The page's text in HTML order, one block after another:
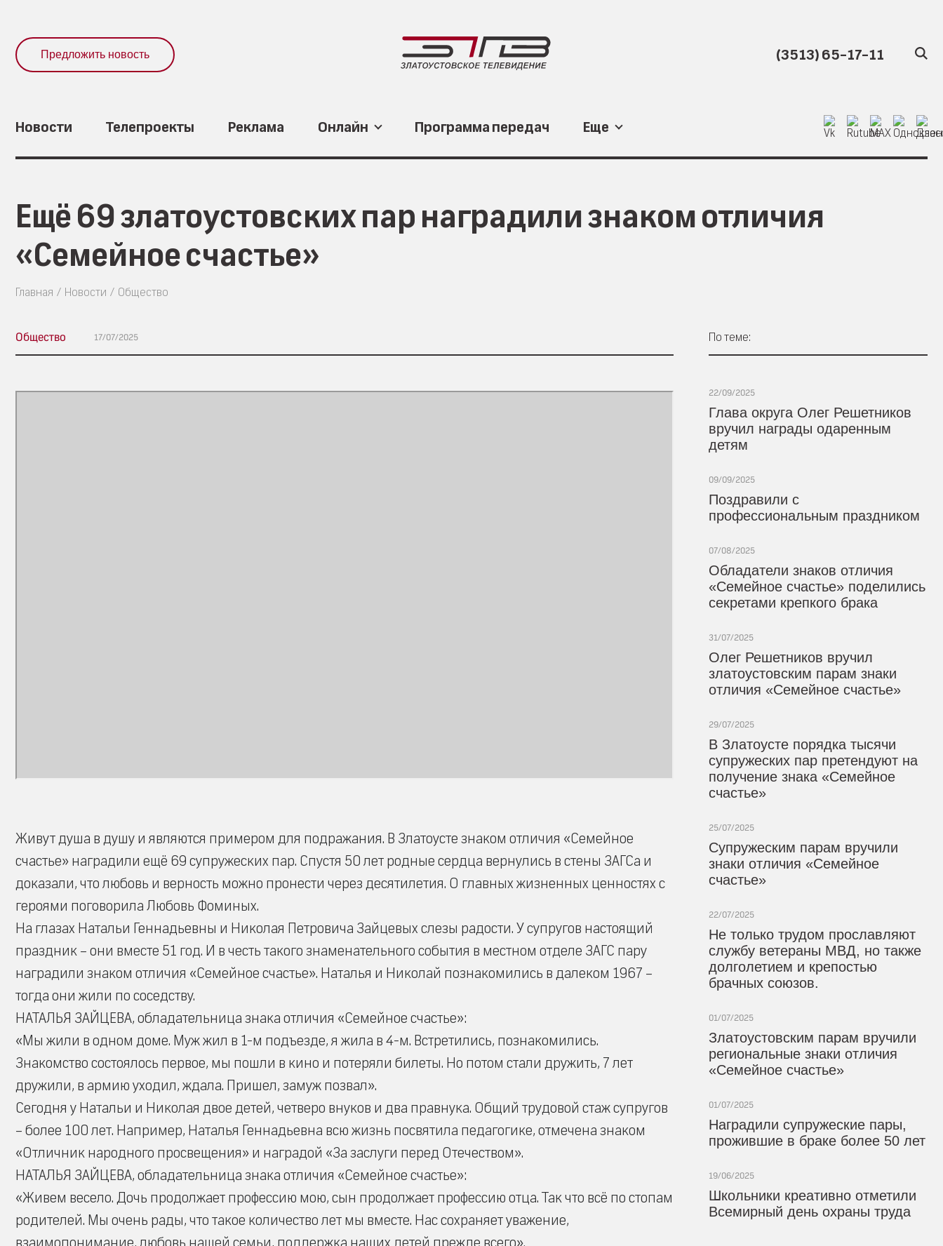
Предложить новость (3513) 65-17-11
Новости Телепроекты Реклама Онлайн Программа передач Еще
Ещё 69 златоустовских пар наградили знаком отличия
«Семейное счастье»
Главная Новости Общество
Общество 17/07/2025
Живут душа в душу и являются примером для подражания. В Златоусте знаком отличия «Семейное
счастье» наградили ещё 69 супружеских пар. Спустя 50 лет родные сердца вернулись в стены ЗАГСа и
доказали, что любовь и верность можно пронести через десятилетия. О главных жизненных ценностях с
героями поговорила Любовь Фоминых.
На глазах Натальи Геннадьевны и Николая Петровича Зайцевых слезы радости. У супругов настоящий
праздник – они вместе 51 год. И в честь такого знаменательного события в местном отделе ЗАГС пару
наградили знаком отличия «Семейное счастье». Наталья и Николай познакомились в далеком 1967 –
тогда они жили по соседству.
НАТАЛЬЯ ЗАЙЦЕВА, обладательница знака отличия «Семейное счастье»:
«Мы жили в одном доме. Муж жил в 1-м подъезде, я жила в 4-м. Встретились, познакомились.
Знакомство состоялось первое, мы пошли в кино и потеряли билеты. Но потом стали дружить, 7 лет
дружили, в армию уходил, ждала. Пришел, замуж позвал».
Сегодня у Натальи и Николая двое детей, четверо внуков и два правнука. Общий трудовой стаж супругов
– более 100 лет. Например, Наталья Геннадьевна всю жизнь посвятила педагогике, отмечена знаком
«Отличник народного просвещения» и наградой «За заслуги перед Отечеством».
НАТАЛЬЯ ЗАЙЦЕВА, обладательница знака отличия «Семейное счастье»:
«Живем весело. Дочь продолжает профессию мою, сын продолжает профессию отца. Так что всё по стопам
родителей. Мы очень рады, что такое количество лет мы вместе. Нас сохраняет уважение,
По теме:
22/09/2025
Глава округа Олег Решетников
вручил награды одаренным
детям
09/09/2025
Поздравили с
профессиональным праздником
07/08/2025
Обладатели знаков отличия
«Семейное счастье» поделились
секретами крепкого брака
31/07/2025
Олег Решетников вручил
златоустовским парам знаки
отличия «Семейное счастье»
29/07/2025
В Златоусте порядка тысячи
супружеских пар претендуют на
получение знака «Семейное
счастье»
25/07/2025
Супружеским парам вручили
знаки отличия «Семейное
счастье»
22/07/2025
Не только трудом прославляют
службу ветераны МВД, но также
долголетием и крепостью
брачных союзов.
01/07/2025
Златоустовским парам вручили
региональные знаки отличия
«Семейное счастье»
01/07/2025
Наградили супружеские пары,
прожившие в браке более 50 лет
19/06/2025
Школьники креативно отметили
Всемирный день охраны труда